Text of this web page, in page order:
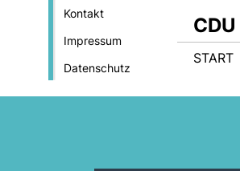
Kontakt
Impressum
Datenschutz
START